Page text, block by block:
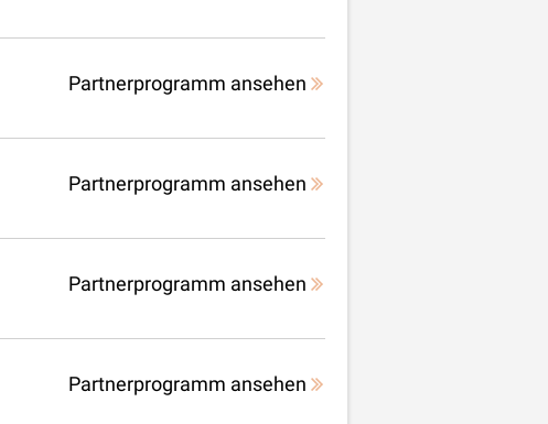
Partnerprogramm ansehen
Partnerprogramm ansehen
Partnerprogramm ansehen
Partnerprogramm ansehen